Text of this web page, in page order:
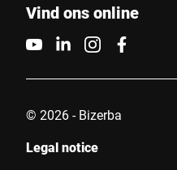
Vind ons online
© 2026 - Bizerba
Legal notice